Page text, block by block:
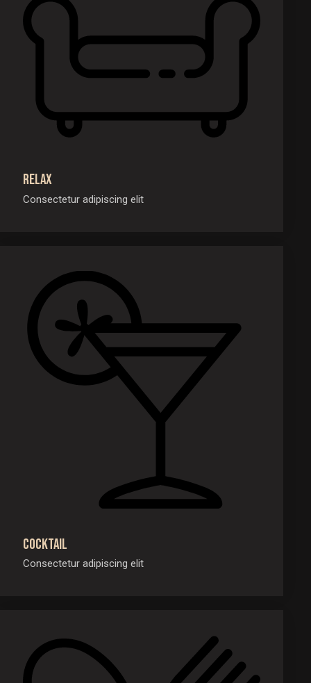
Relax
Consectetur adipiscing elit
Cocktail
Consectetur adipiscing elit